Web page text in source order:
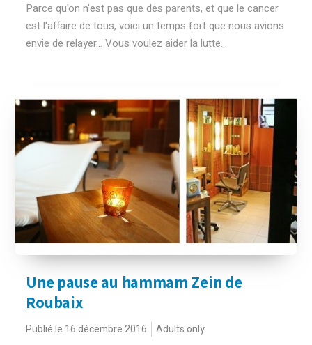
Parce qu'on n'est pas que des parents, et que le cancer
est l'affaire de tous, voici un temps fort que nous avions
envie de relayer... Vous voulez aider la lutte...
Une pause au hammam Zein de
Roubaix
Publié le 16 décembre 2016 Adults only